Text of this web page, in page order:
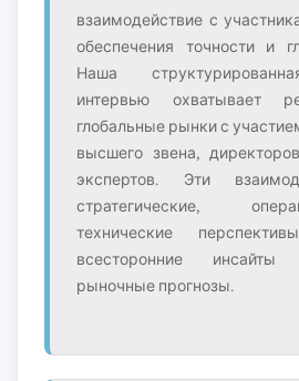
взаимодействие с
обеспечения точности и
Наша
интервью охватывает
глобальные рынки с
высшего звена,
экспертов. Эти
стратегические,
технические
всесторонние
рыночные прогнозы.